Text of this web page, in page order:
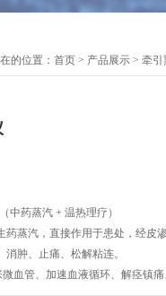
的位置： 首页 > 产品展示 > 牵引
中药蒸汽 + 温热理疗）
药蒸汽，直接作用于患处，经皮
肿、止痛、松解粘连。
血管、加速血液循环、解痉镇